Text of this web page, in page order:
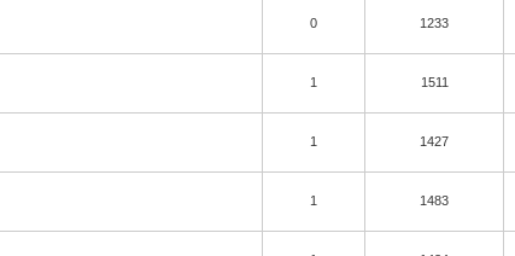
0 1233
1 1511
1 1427
1 1483